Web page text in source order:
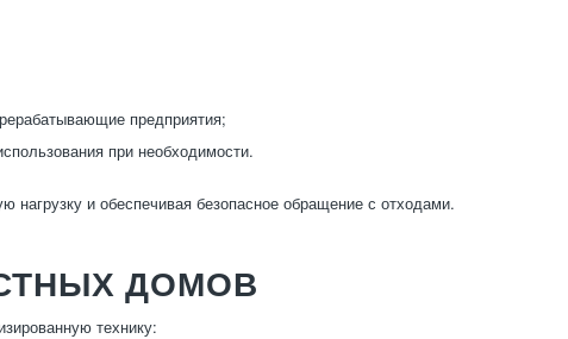
предприятия;
при необходимости.
нагрузку и обеспечивая безопасное обращение с отходами.
ДОМОВ
технику: